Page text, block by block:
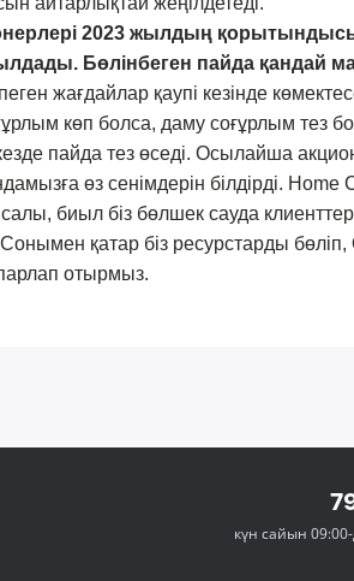
2023 жылдың
Бөлінбеген пайда қандай
жағдайлар қаупі кезінде
көп болса, даму соғұрлым тез
пайда тез өседі. Осылайша
өз сенімдерін білдірді.
биыл біз бөлшек сауда
қатар біз ресурстарды бөліп,
отырмыз.
күн сайын